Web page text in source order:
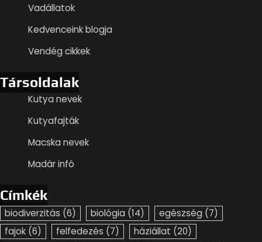
Vadállatok
Kedvenceink blogja
Vendég cikkek
Társoldalak
Kutya nevek
Kutyafajták
Macska nevek
Madár infó
Címkék
biodiverzitás (6) biológia (14) egészség (7)
fajok (6) felfedezés (7) háziállat (20)